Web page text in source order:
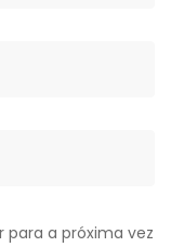
para a próxima vez